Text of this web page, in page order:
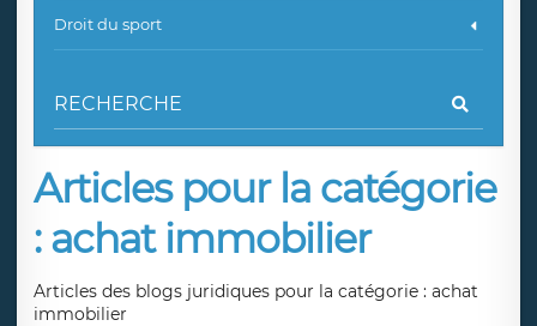
Articles pour la catégorie
: achat immobilier
Articles des blogs juridiques pour la catégorie : achat
immobilier
Droit du sport